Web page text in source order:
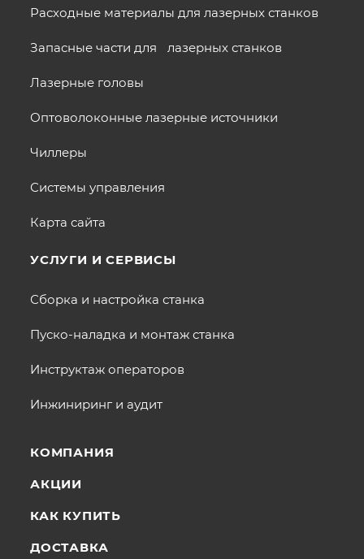
Расходные материалы для лазерных станков
Запасные части для лазерных станков
Лазерные головы
Оптоволоконные лазерные источники
Чиллеры
Системы управления
Карта сайта
УСЛУГИ И СЕРВИСЫ
Сборка и настройка станка
Пуско-наладка и монтаж станка
Инструктаж операторов
Инжиниринг и аудит
КОМПАНИЯ
АКЦИИ
КАК КУПИТЬ
ДОСТАВКА